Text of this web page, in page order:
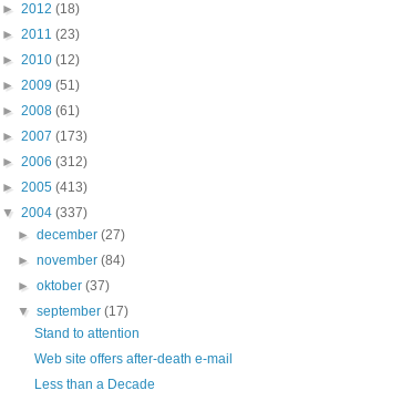
► 2012 (18)
► 2011 (23)
► 2010 (12)
► 2009 (51)
► 2008 (61)
► 2007 (173)
► 2006 (312)
► 2005 (413)
▼ 2004 (337)
►december(27)
►november(84)
►oktober(37)
▼september(17)
Stand to attention
Web site offers after-death e-mail
Less than a Decade